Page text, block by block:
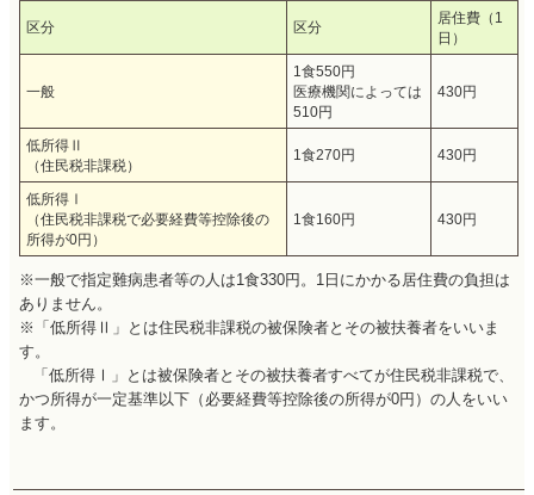
区分 区分
居住費（1
日）
一般
1食550円
医療機関によっては
510円
430円
低所得Ⅱ
（住民税非課税）
1食270円 430円
低所得Ⅰ
（住民税非課税で必要経費等控除後の
所得が0円）
1食160円 430円
※一般で指定難病患者等の人は1食330円。1日にかかる居住費の負担は
ありません。
※「低所得Ⅱ」とは住民税非課税の被保険者とその被扶養者をいいま
す。
「低所得Ⅰ」とは被保険者とその被扶養者すべてが住民税非課税で、
かつ所得が一定基準以下（必要経費等控除後の所得が0円）の人をいい
ます。